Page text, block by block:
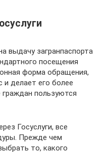
выдачу загранпаспорта
посещения
форма обращения,
и делает его более
пользуются
Госуслуги, все
Прежде чем
то, какого